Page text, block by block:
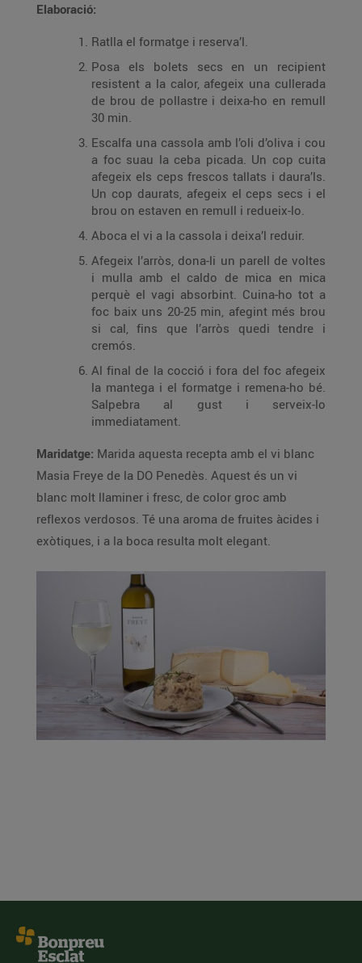
Elaboració:
Ratlla el formatge i reserva’l.
Posa els bolets secs en un recipient
resistent a la calor, afegeix una cullerada
de brou de pollastre i deixa-ho en remull
30 min.
Escalfa una cassola amb l’oli d’oliva i cou
a foc suau la ceba picada. Un cop cuita
afegeix els ceps frescos tallats i daura’ls.
Un cop daurats, afegeix el ceps secs i el
brou on estaven en remull i redueix-lo.
Aboca el vi a la cassola i deixa’l reduir.
Afegeix l’arròs, dona-li un parell de voltes
i mulla amb el caldo de mica en mica
perquè el vagi absorbint. Cuina-ho tot a
foc baix uns 20-25 min, afegint més brou
si cal, fins que l’arròs quedi tendre i
cremós.
Al final de la cocció i fora del foc afegeix
la mantega i el formatge i remena-ho bé.
Salpebra al gust i serveix-lo
immediatament.
Maridatge: Marida aquesta recepta amb el vi blanc
Masia Freye de la DO Penedès. Aquest és un vi
blanc molt llaminer i fresc, de color groc amb
reflexos verdosos. Té una aroma de fruites àcides i
exòtiques, i a la boca resulta molt elegant.